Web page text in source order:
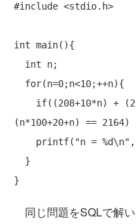
#include <stdio.h>
int main(){
int n;
for(n=0;n<10;++n){
if((208+10*n) +
(n*100+20+n) == 2164)
    printf(
"n = %d\n"
同じ問題をSQLで解